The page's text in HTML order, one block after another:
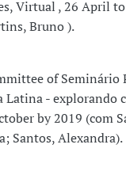
Virtual , 26 April
Bruno ).
of Seminário
- explorando
by 2019 (com
Santos, Alexandra).